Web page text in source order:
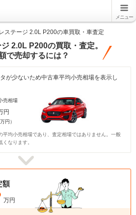
メニュー
ステージ 2.0L P200の車買取・車査定
2.0L P200の買取・査定。
で売却するには？
が少ないため中古車平均小売相場を表示し
売相場
円
万円）
均小売相場であり、査定相場ではありません。一般
なります。
額
万円